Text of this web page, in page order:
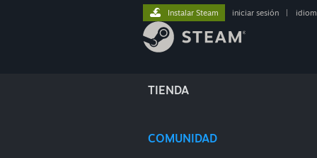
TIENDA
COMUNIDAD
Instalar Steam iniciar sesión